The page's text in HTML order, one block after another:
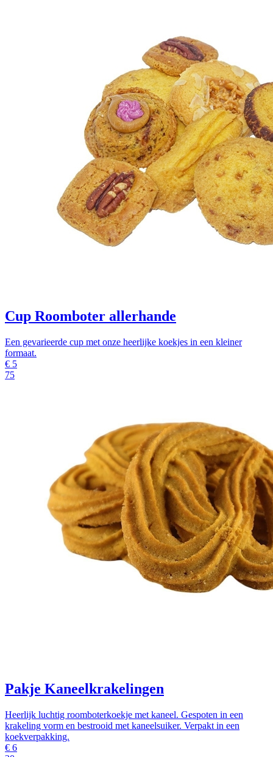
Cup Roomboter allerhande
Een gevarieerde cup met onze heerlijke koekjes in een kleiner
formaat.
€ 5
75
Pakje Kaneelkrakelingen
Heerlijk luchtig roomboterkoekje met kaneel. Gespoten in een
krakeling vorm en bestrooid met kaneelsuiker. Verpakt in een
koekverpakking.
€ 6